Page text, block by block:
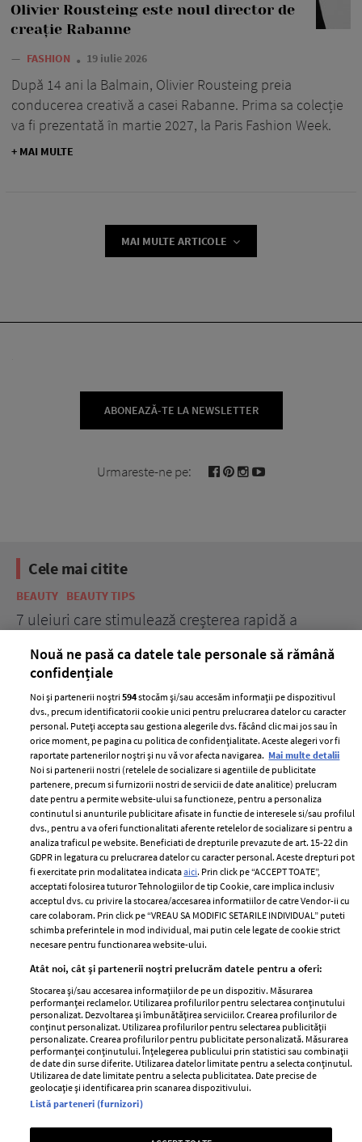
Olivier Rousteing este noul director de
creație Rabanne
— FASHION 19 iulie 2026
După 14 ani la Balmain, Olivier Rousteing preia
conducerea creativă a casei Rabanne. Prima sa colecție
va fi prezentată în martie 2027, la Paris Fashion Week.
+ MAI MULTE
MAI MULTE ARTICOLE
ABONEAZĂ-TE LA NEWSLETTER
Urmareste-ne pe:
Cele mai citite
BEAUTY BEAUTY TIPS
7 uleiuri care stimulează creșterea rapidă a
ELLE Style Awards
2024
Despre ELLE
Romania
Contact
Abonamente
Termeni si conditii
Politica de
confidențialitate
Politica de cookies
Publicitate
GSP
Unica
Baby
Retete
femei
Viva
Avantaje
Retete practice
Pariază responsabil! Decizia ONJN nr. 821/25.09.2025.
Jocurile de noroc sunt interzise minorilor.
Nouă ne pasă ca datele tale personale să rămână
confidențiale
Noi și partenerii noștri594stocăm și/sau accesăm informații pe dispozitivul
dvs., precum identificatorii cookie unici pentru prelucrarea datelor cu caracter
personal. Puteți accepta sau gestiona alegerile dvs. făcând clic mai jos sau în
orice moment, pe pagina cu politica de confidențialitate. Aceste alegeri vor fi
raportate partenerilor noștri și nu vă vor afecta navigarea. Mai multe detalii
Noi si partenerii nostri (retelele de socializare si agentiile de publicitate
partenere, precum si furnizorii nostri de servicii de date analitice) prelucram
date pentru a permite website-ului sa functioneze, pentru a personaliza
continutul si anunturile publicitare afisate in functie de interesele si/sau profilul
dvs., pentru a va oferi functionalitati aferente retelelor de socializare si pentru a
analiza traficul pe website. Beneficiati de drepturile prevazute de art. 15-22 din
GDPR in legatura cu prelucrarea datelor cu caracter personal. Aceste drepturi pot
fi exercitate prin modalitatea indicataaici. Prin click pe “ACCEPT TOATE”,
acceptati folosirea tuturor Tehnologiilor de tip Cookie, care implica inclusiv
acceptul dvs. cu privire la stocarea/accesarea informatiilor de catre Vendor-ii cu
care colaboram. Prin click pe “VREAU SA MODIFIC SETARILE INDIVIDUAL” puteti
schimba preferintele in mod individual, mai putin cele legate de cookie strict
necesare pentru functionarea website-ului.
Atât noi, cât și partenerii noștri prelucrăm datele pentru a oferi:
Stocarea și/sau accesarea informațiilor de pe un dispozitiv. Măsurarea
performanței reclamelor. Utilizarea profilurilor pentru selectarea conținutului
personalizat. Dezvoltarea și îmbunătățirea serviciilor. Crearea profilurilor de
conținut personalizat. Utilizarea profilurilor pentru selectarea publicității
personalizate. Crearea profilurilor pentru publicitate personalizată. Măsurarea
performanței conținutului. Înțelegerea publicului prin statistici sau combinații
de date din surse diferite. Utilizarea datelor limitate pentru a selecta conținutul.
Utilizarea de date limitate pentru a selecta publicitatea. Date precise de
geolocație și identificarea prin scanarea dispozitivului.
Listă parteneri (furnizori)